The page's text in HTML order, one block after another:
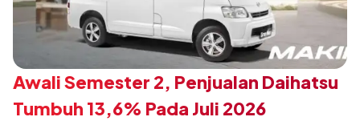
Awali Semester 2, Penjualan Daihatsu
Tumbuh 13,6% Pada Juli 2026